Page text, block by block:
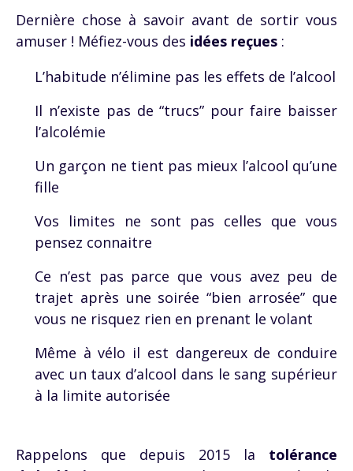
Dernière chose à savoir avant de sortir vous
amuser ! Méfiez-vous des idées reçues :
L’habitude n’élimine pas les effets de l’alcool
Il n’existe pas de “trucs” pour faire baisser
l’alcolémie
Un garçon ne tient pas mieux l’alcool qu’une
fille
Vos limites ne sont pas celles que vous
pensez connaitre
Ce n’est pas parce que vous avez peu de
trajet après une soirée “bien arrosée” que
vous ne risquez rien en prenant le volant
Même à vélo il est dangereux de conduire
avec un taux d’alcool dans le sang supérieur
à la limite autorisée
Rappelons que depuis 2015 la tolérance